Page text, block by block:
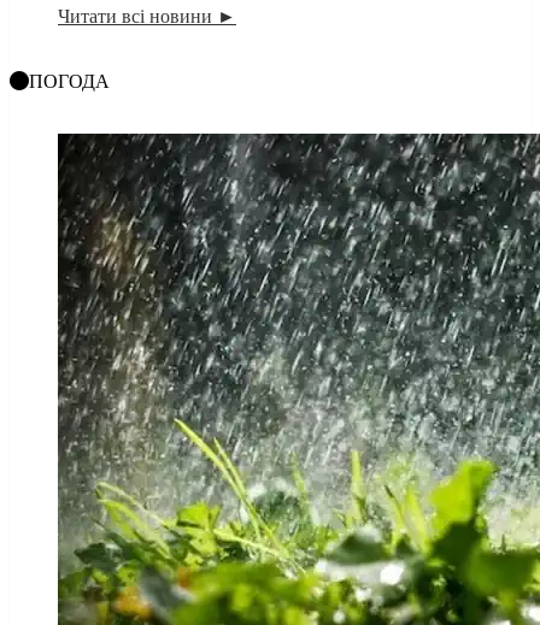
Читати всі новини ►
ПОГОДА